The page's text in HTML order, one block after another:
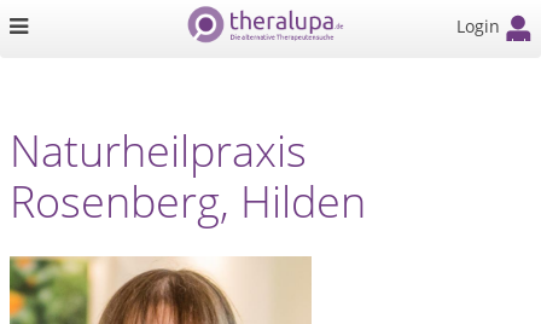
Login
Naturheilpraxis
Rosenberg, Hilden